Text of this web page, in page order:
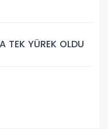
TEK YÜREK OLDU